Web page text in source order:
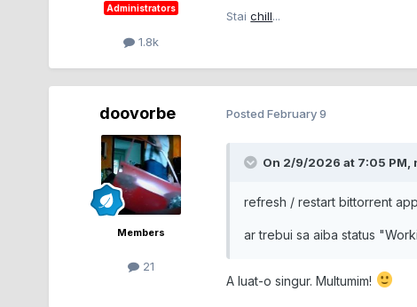
Administrators
1.8k
Staichill...
doovorbe
Members
21
PostedFebruary 9
On 2/9/2026 at 7:05 PM,
refresh / restart bittorrent
ar trebui sa aiba status
A luat-o singur. Multumim!